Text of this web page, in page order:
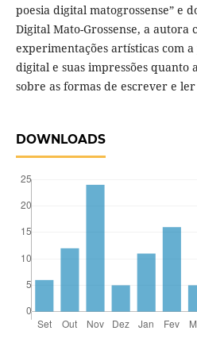
poesia digital matogrossense” e
Digital Mato-Grossense, a autora
experimentações artísticas com
digital e suas impressões quanto
sobre as formas de escrever e
DOWNLOADS